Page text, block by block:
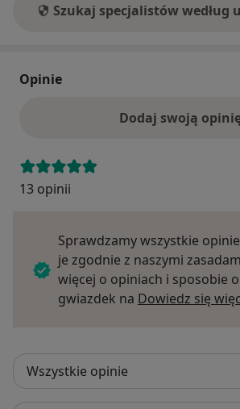
Szukaj specjalistów według
Opinie
Dodaj swoją
13 opinii
Sprawdzamy wszystkie
je zgodnie z naszymi
więcej o opiniach i sposobie
gwiazdek na Dowiedz się